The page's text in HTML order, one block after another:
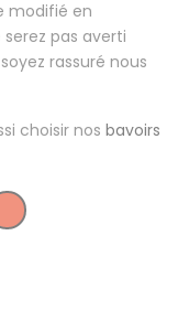
modifié en
pas averti
rassuré nous
choisir nos bavoirs